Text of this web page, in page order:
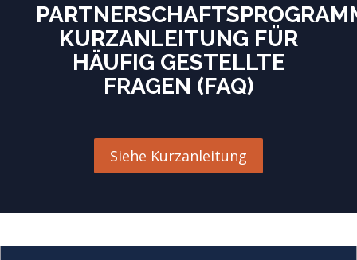
KURZANLEITUNG FÜR
HÄUFIG GESTELLTE
FRAGEN (FAQ)
Siehe Kurzanleitung